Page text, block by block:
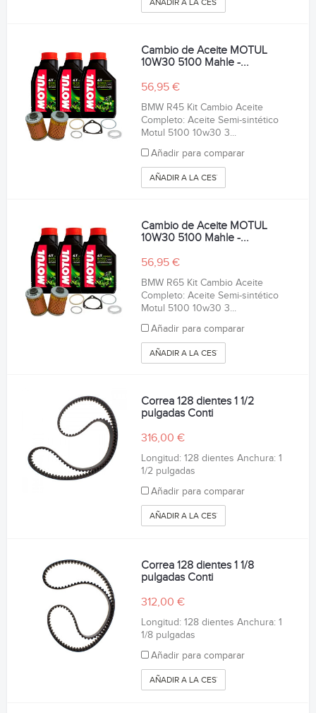
AÑADIR A LA CESTA
Cambio de Aceite MOTUL
10W30 5100 Mahle -...
56,95 €
BMW R45 Kit Cambio Aceite
Completo: Aceite Semi-sintético
Motul 5100 10w30 3...
Añadir para comparar
AÑADIR A LA CESTA
Cambio de Aceite MOTUL
10W30 5100 Mahle -...
56,95 €
BMW R65 Kit Cambio Aceite
Completo: Aceite Semi-sintético
Motul 5100 10w30 3...
Añadir para comparar
AÑADIR A LA CESTA
Correa 128 dientes 1 1/2
pulgadas Conti
316,00 €
Longitud: 128 dientes Anchura: 1
1/2 pulgadas
Añadir para comparar
AÑADIR A LA CESTA
Correa 128 dientes 1 1/8
pulgadas Conti
312,00 €
Longitud: 128 dientes Anchura: 1
1/8 pulgadas
Añadir para comparar
AÑADIR A LA CESTA